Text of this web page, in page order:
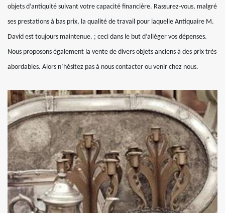
objets d’antiquité suivant votre capacité financière. Rassurez-vous, malgré
ses prestations à bas prix, la qualité de travail pour laquelle Antiquaire M.
David est toujours maintenue. ; ceci dans le but d’alléger vos dépenses.
Nous proposons également la vente de divers objets anciens à des prix très
abordables. Alors n’hésitez pas à nous contacter ou venir chez nous.